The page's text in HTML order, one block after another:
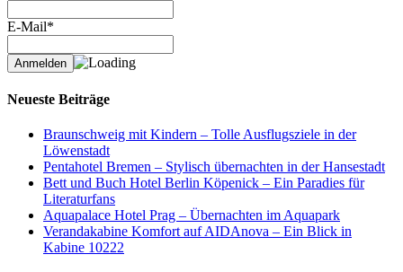
E-Mail*
Neueste Beiträge
Braunschweig mit Kindern – Tolle Ausflugsziele in der
Löwenstadt
Pentahotel Bremen – Stylisch übernachten in der Hansestadt
Bett und Buch Hotel Berlin Köpenick – Ein Paradies für
Literaturfans
Aquapalace Hotel Prag – Übernachten im Aquapark
Verandakabine Komfort auf AIDAnova – Ein Blick in
Kabine 10222